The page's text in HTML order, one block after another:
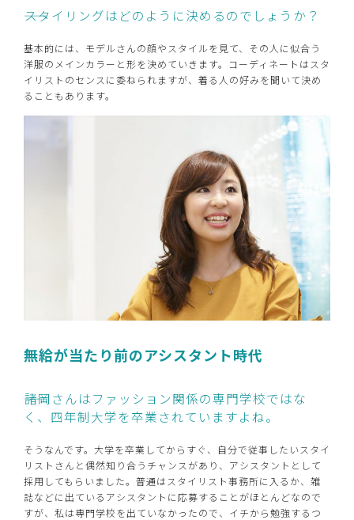
――スタイリングはどのように決めるのでしょうか？
基本的には、モデルさんの顔やスタイルを見て、その人に似合う
洋服のメインカラーと形を決めていきます。コーディネートはスタ
イリストのセンスに委ねられますが、着る人の好みを聞いて決め
ることもあります。
無給が当たり前のアシスタント時代
――諸岡さんはファッション関係の専門学校ではな
く、四年制大学を卒業されていますよね。
そうなんです。大学を卒業してからすぐ、自分で従事したいスタイ
リストさんと偶然知り合うチャンスがあり、アシスタントとして
採用してもらいました。普通はスタイリスト事務所に入るか、雑
誌などに出ているアシスタントに応募することがほとんどなので
すが、私は専門学校を出ていなかったので、イチから勉強するつ